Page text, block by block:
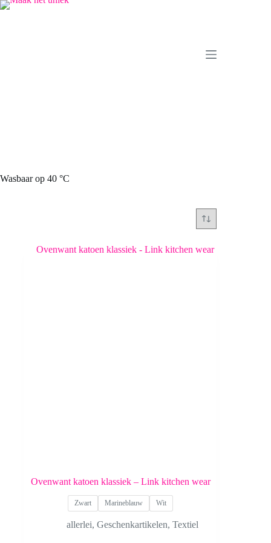
Ga
Wasbaar op 40 °C
Ovenwant katoen klassiek – Link kitchen wear
Zwart Marineblauw Wit
allerlei,Geschenkartikelen,Textiel